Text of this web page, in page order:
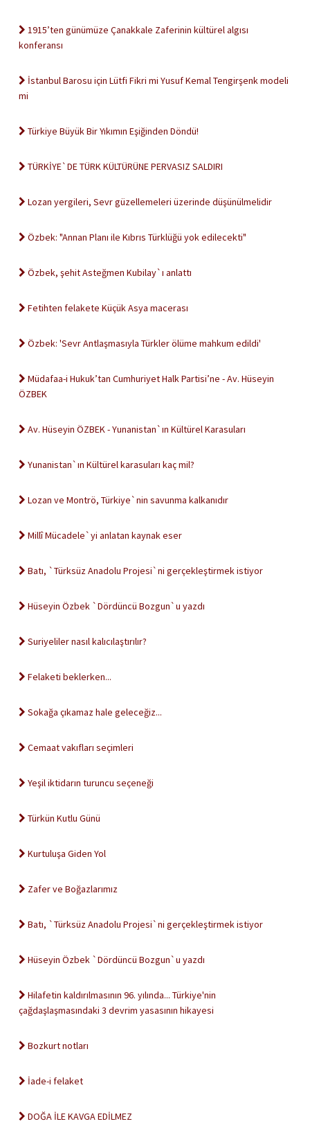
1915’ten günümüze Çanakkale Zaferinin kültürel algısı
konferansı
İstanbul Barosu için Lütfi Fikri mi Yusuf Kemal Tengirşenk modeli
mi
Türkiye Büyük Bir Yıkımın Eşiğinden Döndü!
TÜRKİYE`DE TÜRK KÜLTÜRÜNE PERVASIZ SALDIRI
Lozan yergileri, Sevr güzellemeleri üzerinde düşünülmelidir
Özbek: "Annan Planı ile Kıbrıs Türklüğü yok edilecekti"
Özbek, şehit Asteğmen Kubilay`ı anlattı
Fetihten felakete Küçük Asya macerası
Özbek: 'Sevr Antlaşmasıyla Türkler ölüme mahkum edildi'
Müdafaa-i Hukuk’tan Cumhuriyet Halk Partisi’ne - Av. Hüseyin
ÖZBEK
Av. Hüseyin ÖZBEK - Yunanistan`ın Kültürel Karasuları
Yunanistan`ın Kültürel karasuları kaç mil?
Lozan ve Montrö, Türkiye`nin savunma kalkanıdır
Millî Mücadele`yi anlatan kaynak eser
Batı, `Türksüz Anadolu Projesi`ni gerçekleştirmek istiyor
Hüseyin Özbek `Dördüncü Bozgun`u yazdı
Suriyeliler nasıl kalıcılaştırılır?
Felaketi beklerken...
Sokağa çıkamaz hale geleceğiz...
Cemaat vakıfları seçimleri
Yeşil iktidarın turuncu seçeneği
Türkün Kutlu Günü
Kurtuluşa Giden Yol
Zafer ve Boğazlarımız
Batı, `Türksüz Anadolu Projesi`ni gerçekleştirmek istiyor
Hüseyin Özbek `Dördüncü Bozgun`u yazdı
Hilafetin kaldırılmasının 96. yılında... Türkiye'nin
çağdaşlaşmasındaki 3 devrim yasasının hikayesi
Bozkurt notları
İade-i felaket
DOĞA İLE KAVGA EDİLMEZ